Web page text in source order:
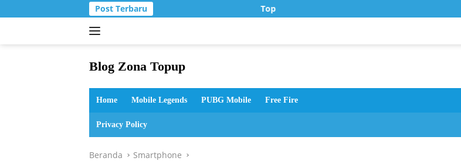
ke
Post Terbaru Top Up Murah di Zona Topup
Blog Zona Topup
dan
bermain
Home Mobile Legends PUBG Mobile Free Fire
Privacy Policy
Beranda Smartphone